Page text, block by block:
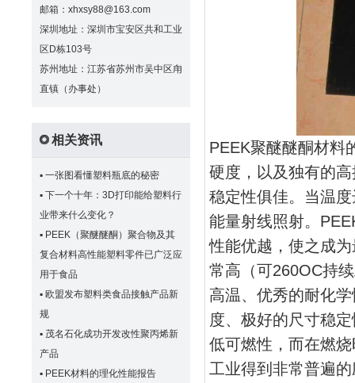
邮箱：xhxsy88@163.com
深圳地址：深圳市宝安区共和工业
区D栋103号
苏州地址：江苏省苏州市吴中区甪
直镇（办事处）
相关资讯
▪ 一张图看懂塑料瓶底的秘密
▪ 下一个十年：3D打印能给塑料行
业带来什么变化？
▪ PEEK（聚醚醚酮）聚合物及其
复合材料高性能塑料零件已广泛应
用于食品
▪ 欧盟发布塑料类食品接触产品新
规
▪ 茂名石化成功开发改性聚丙烯新
产品
▪ PEEK材料的理化性能报告
PEEK聚醚醚酮材料
硬度，以及独有的
稳定性俱佳。当温
能量射线照射。
性能优越，使之成
常高（可260OC持
高温、优秀的耐化
度、极好的尺寸稳
低可燃性，而在燃
工业得到非常普遍